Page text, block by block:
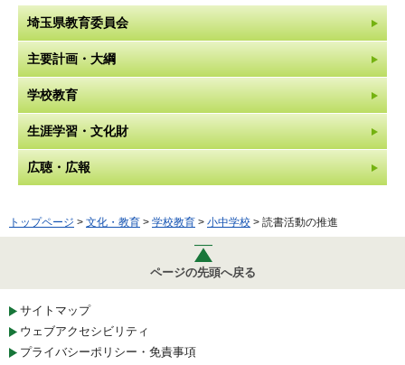
埼玉県教育委員会
主要計画・大綱
学校教育
生涯学習・文化財
広聴・広報
トップページ > 文化・教育 > 学校教育 > 小中学校 > 読書活動の推進
ページの先頭へ戻る
サイトマップ
ウェブアクセシビリティ
プライバシーポリシー・免責事項